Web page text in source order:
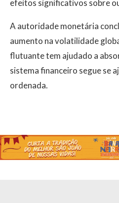
efeitos significativos sobre
A autoridade monetária
aumento na volatilidade
flutuante tem ajudado a
sistema financeiro segue se
ordenada.